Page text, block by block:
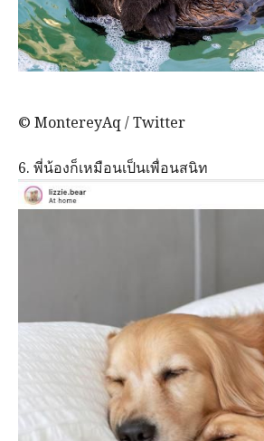
© MontereyAq / Twitter
6. พี่น้องก็เหมือนเป็นเพื่อนสนิท